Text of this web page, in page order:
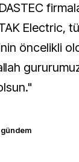
Electric,
öncelikli
gündem